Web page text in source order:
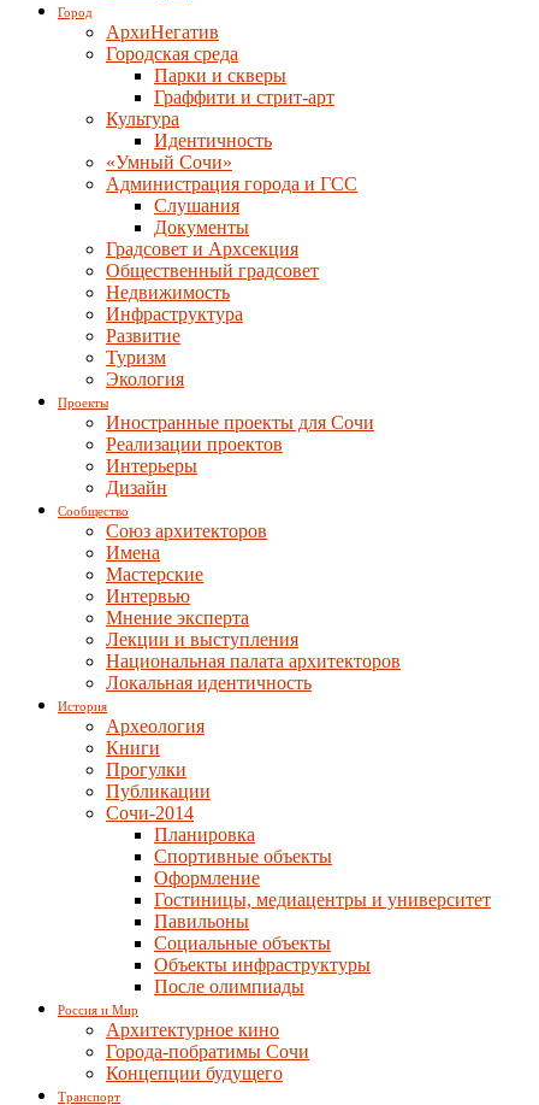
Город
АрхиНегатив
Городская среда
Парки и скверы
Граффити и стрит-арт
Культура
Идентичность
«Умный Сочи»
Администрация города и ГСС
Слушания
Документы
Градсовет и Архсекция
Общественный градсовет
Недвижимость
Инфраструктура
Развитие
Туризм
Экология
Проекты
Иностранные проекты для Сочи
Реализации проектов
Интерьеры
Дизайн
Сообщество
Союз архитекторов
Имена
Мастерские
Интервью
Мнение эксперта
Лекции и выступления
Национальная палата архитекторов
Локальная идентичность
История
Археология
Книги
Прогулки
Публикации
Сочи-2014
Планировка
Спортивные объекты
Оформление
Гостиницы, медиацентры и университет
Павильоны
Социальные объекты
Объекты инфраструктуры
После олимпиады
Россия и Мир
Архитектурное кино
Города-побратимы Сочи
Концепции будущего
Транспорт